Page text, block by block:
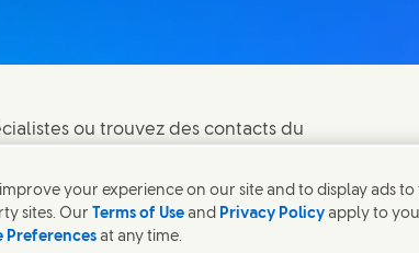
ou trouvez des contacts du
your experience on our site and to display ads to
sites. Our Terms of Use and Privacy Policy apply to
Preferences at any time.